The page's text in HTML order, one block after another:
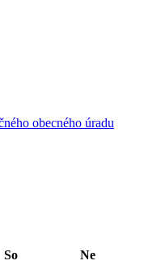
obecného úradu
So Ne